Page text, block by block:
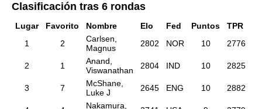
Clasificación tras 6 rondas
Lugar Favorito Nombre Elo Fed Puntos TPR
1
2
Carlsen,
Magnus
2802 NOR 10 2776
2 1
Anand,
Viswanathan
2804 IND 10 2825
3 7
McShane,
Luke J
2645 ENG 10 2882
Nakamura,